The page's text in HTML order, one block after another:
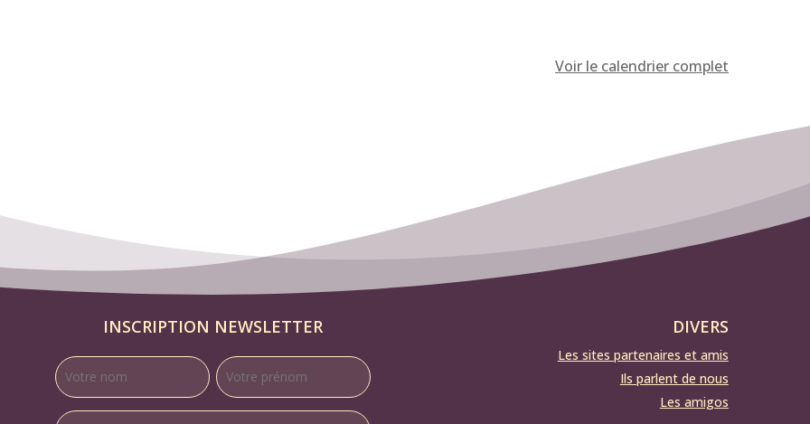
Voir le calendrier complet
INSCRIPTION NEWSLETTER DIVERS
Les sites partenaires et amis
Ils parlent de nous
Les amigos